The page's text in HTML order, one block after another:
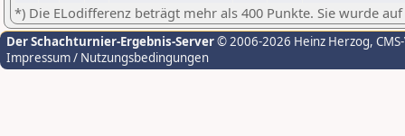
*) Die ELodifferenz beträgt mehr als 400 Punkte. Sie wurde
Der Schachturnier-Ergebnis-Server© 2006-2026 Heinz Herzog,
Impressum / Nutzungsbedingungen